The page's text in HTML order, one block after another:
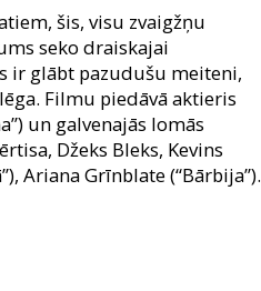
šis, visu zvaigžņu
seko draiskajai
ir glābt pazudušu meiteni,
Filmu piedāvā aktieris
un galvenajās lomās
Džeks Bleks, Kevins
Ariana Grīnblate (“Bārbija”).
un krievu valodā.